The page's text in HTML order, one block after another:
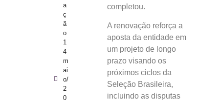
a
ç
ã
o
1
4
m
ai
o/
2
0
completou.
A renovação reforça a
aposta da entidade em
um projeto de longo
prazo visando os
próximos ciclos da
Seleção Brasileira,
incluindo as disputas